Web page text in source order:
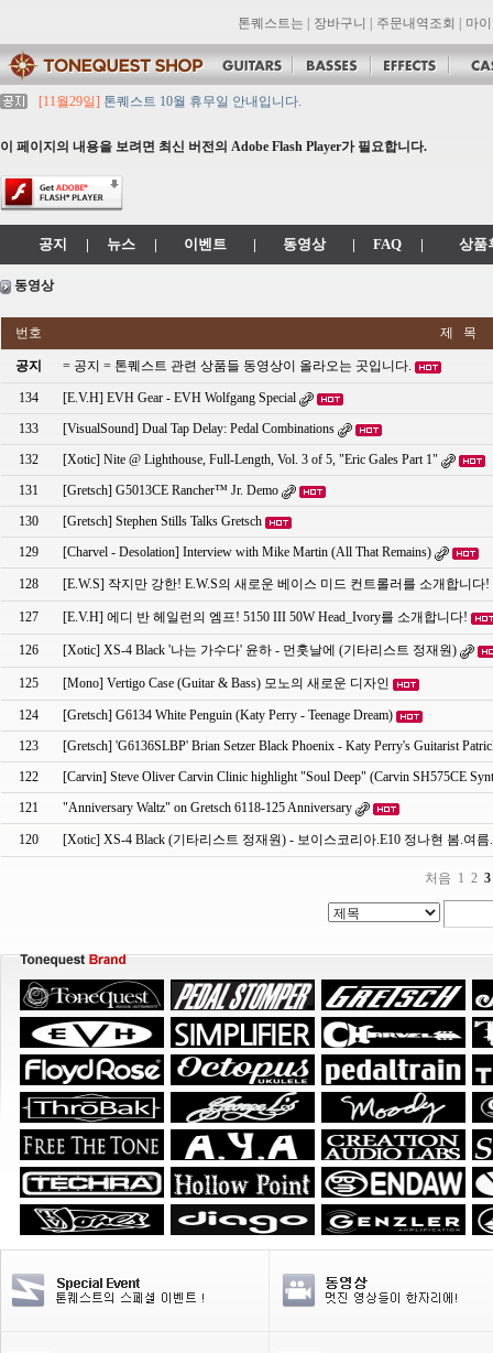
톤퀘스트는 장바구니 주문내역조회 마
[11월29일] 톤퀘스트 10월 휴무일 안내입니다.
[11월29일]톤퀘스트쇼핑몰 리뉴얼 되었습니다. -> .com 에서 .co.kr 로 변경됩
[11월29일]
[대리점 모집] Gretsch, Jackson 대리점 모집!! 그레치기타, 잭슨기
이 페이지의 내용을 보려면 최신 버전의 Adobe Flash Player가 필요합니다.
공지 | 뉴스 | 이벤트 | 동영상 | FAQ | 상품
동영상
번호 제 목
공지 = 공지 = 톤퀘스트 관련 상품들 동영상이 올라오는 곳입니다.
134
[E.V.H] EVH Gear - EVH Wolfgang Special
133
[VisualSound] Dual Tap Delay: Pedal Combinations
132
[Xotic] Nite @ Lighthouse, Full-Length, Vol. 3 of 5, "Eric Gales Part 1"
131
[Gretsch] G5013CE Rancher™ Jr. Demo
130
[Gretsch] Stephen Stills Talks Gretsch
129
[Charvel - Desolation] Interview with Mike Martin (All That Remains)
128 [E.W.S] 작지만 강한! E.W.S의 새로운 베이스 미드 컨트롤러를 소개합니다!
127 [E.V.H] 에디 반 헤일런의 엠프! 5150 III 50W Head_Ivory를 소개합니다!
126 [Xotic] XS-4 Black '나는 가수다' 윤하 - 먼훗날에 (기타리스트 정재원)
125 [Mono] Vertigo Case (Guitar & Bass) 모노의 새로운 디자인
124
[Gretsch] G6134 White Penguin (Katy Perry - Teenage Dream)
123
[Gretsch] 'G6136SLBP' Brian Setzer Black Phoenix - Katy Perry's Guitarist
122
[Carvin] Steve Oliver Carvin Clinic highlight "Soul Deep" (Carvin SH575CE
121
"Anniversary Waltz" on Gretsch 6118-125 Anniversary
120 [Xotic] XS-4 Black (기타리스트 정재원) - 보이스코리아.E10 정나현 봄.여
처음 1 2 3